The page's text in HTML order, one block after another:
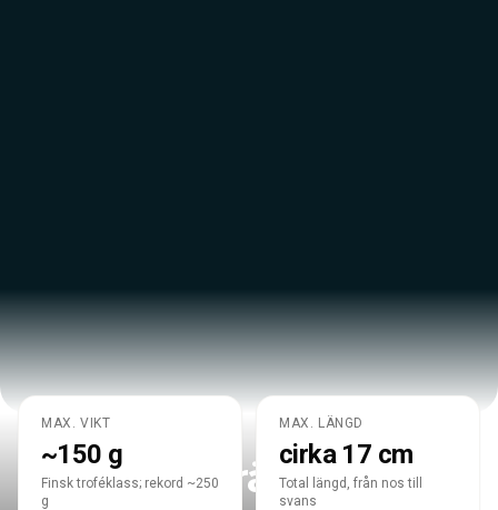
Den ädla kräftan
MAX. VIKT
~150 g
Finsk troféklass; rekord ~250
g
MAX. LÄNGD
cirka 17 cm
Total längd, från nos till
svans